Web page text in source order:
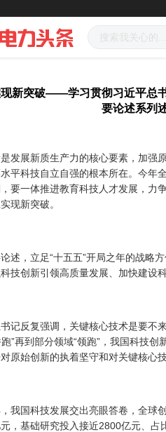
新突破——学习贯彻习近平总
要论述系列
展新质生产力的核心要素，加强
平科技自立自强的根本所在。今年
要一体推进教育科技人才发展，力
现新突破。
，立足“十五五”开局之年的战略
技创新引领高质量发展、加快建设
反复强调，关键核心技术是要不
跑”再到部分领域“领跑”，我国科技
原始创新的执着坚守和对关键核心
国科技发展交出亮眼答卷，全球
，基础研究投入接近2800亿元、